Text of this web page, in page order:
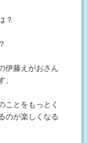
？
伊藤えがおさん
。
ことをもっとく
のが楽しくなる